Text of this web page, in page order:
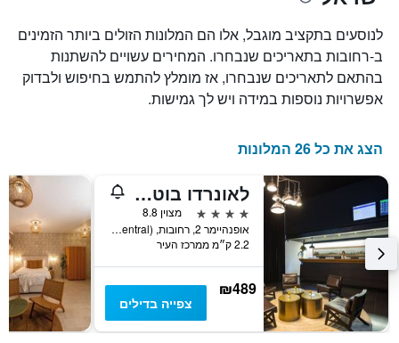
X
חודשים.
התרשים
כולל
1
ציר
המציגים
המחיר
של
חדר
לנוסעים בתקציב מוגבל, אלו הם המלונות הזולים ביותר הזמינים
ב-רחובות בתאריכים שנבחרו. המחירים עשויים להשתנות
בהתאם לתאריכים שנבחרו, אז מומלץ להתמש בחיפוש ולבדוק
אפשרויות נוספות במידה ויש לך גמישות.
הצג את כל 26 המלונות
לאונרדו בוטיק רחובות
4 כוכבים
מצוין 8.8
אופנהיימר 2, רחובות, HaMerkaz (Central), ישראל
2.2 ק״מ ממרכז העיר
₪489
צפייה בדילים